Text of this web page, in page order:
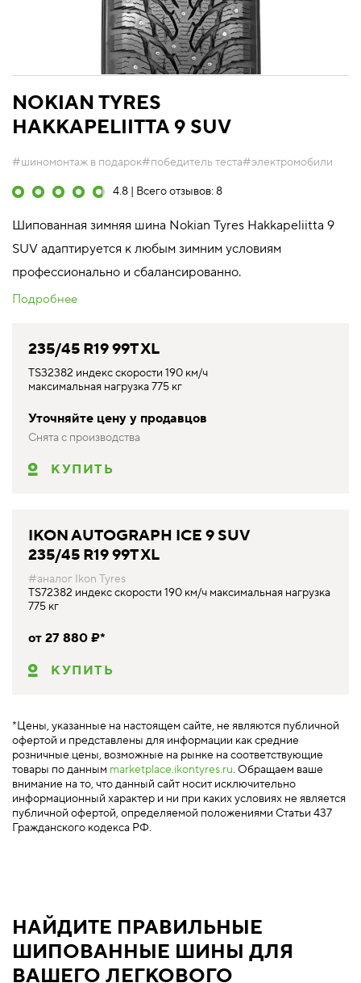
NOKIAN TYRES
HAKKAPELIITTA 9 SUV
#шиномонтаж в подарок#победитель теста#электромобили
4.8 | Всего отзывов: 8
Шипованная зимняя шина Nokian Tyres Hakkapeliitta 9
SUV адаптируется к любым зимним условиям
профессионально и сбалансированно.
Подробнее
235/45 R19 99T XL
TS32382 индекс скорости 190 км/ч
максимальная нагрузка 775 кг
Уточняйте цену у продавцов
Снята с производства
КУПИТЬ
IKON AUTOGRAPH ICE 9 SUV
235/45 R19 99T XL
#аналог Ikon Tyres
TS72382 индекс скорости 190 км/ч максимальная нагрузка
775 кг
от 27 880 ₽*
КУПИТЬ
*Цены, указанные на настоящем сайте, не являются публичной
офертой и представлены для информации как средние
розничные цены, возможные на рынке на соответствующие
товары по данным marketplace.ikontyres.ru. Обращаем ваше
внимание на то, что данный сайт носит исключительно
информационный характер и ни при каких условиях не является
публичной офертой, определяемой положениями Статьи 437
Гражданского кодекса РФ.
НАЙДИТЕ ПРАВИЛЬНЫЕ
ШИПОВАННЫЕ ШИНЫ ДЛЯ
ВАШЕГО ЛЕГКОВОГО